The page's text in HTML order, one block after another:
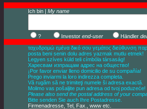
Ich bin | My name
? Investor end-user Händler
ταχυδρομώ εμένα δικό σου γεμάτος διεύθυνση
posta beni senin dolu adres yazmak mutlu etmek!
Legyen szíves küld teli címbóla társaság!
Харесвам изпращам адрес на общество!
¡Por favor enviar lleno domicilio de su compañía!
Prego inviarmi la loro indirezza completa.
Vă rugăm să ne trimiteţi numele ši adresa exactă.
Molimo vas pošaljite pun adresa od tvoj poduzeće!
Please also send the postal address of your
Bitte senden Sie auch Ihre Postadresse.
Firmenadresse, Tel, Fax., www etc.